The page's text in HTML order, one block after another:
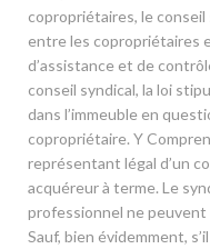
copropriétaires, le
entre les copropriétaires
d’assistance et de
conseil syndical, la loi
dans l’immeuble en
copropriétaire. Y
représentant légal d’un
acquéreur à terme. Le
professionnel ne peuvent
Sauf, bien évidemment,